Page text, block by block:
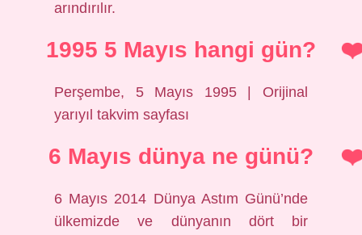
arındırılır.
1995 5 Mayıs hangi gün?
Perşembe, 5 Mayıs 1995 | Orijinal
yarıyıl takvim sayfası
6 Mayıs dünya ne günü?
6 Mayıs 2014 Dünya Astım Günü’nde
ülkemizde ve dünyanın dört bir